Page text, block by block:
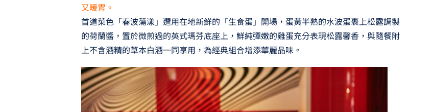
又暖胃。
首道菜色「春波蕩漾」選用在地新鮮的「生食蛋」開場，蛋黃半熟的水波蛋裹上松露調製
的荷蘭醬，置於微煎過的英式瑪芬底座上，鮮純彈嫩的雞蛋充分表現松露馨香，與隨餐附
上不含酒精的草本白酒一同享用，為經典組合增添華麗品味。